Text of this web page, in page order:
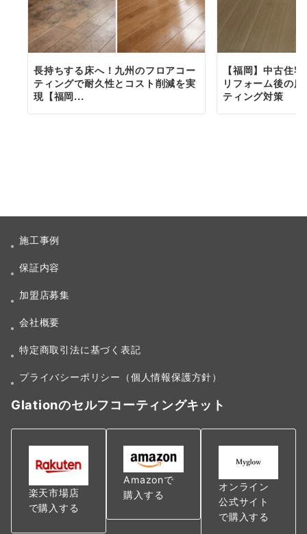
長持ちする床へ！九州のフロアコー
ティングで耐久性とコスト削減を実
現【福岡...
【福岡】中古住
リフォーム後の
ティング対策
施工事例
保証内容
加盟店募集
会社概要
特定商取引法に基づく表記
プライバシーポリシー（個人情報保護方針）
Glationのセルフコーティングキット
楽天市場店
で購入する
Amazonで
購入する
オンライン
公式サイト
で購入する